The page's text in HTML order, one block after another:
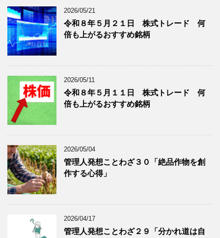
記
事
を
表
示
グ
記
事
を
表
示
2026/05/21
令和８年５月２１日 株式トレード 何
倍も上がるおすすめ銘柄
2026/05/11
令和８年５月１１日 株式トレード 何
倍も上がるおすすめ銘柄
2026/05/04
管理人発想ことわざ３０「絶品作物を創
作する心得」
2026/04/17
管理人発想ことわざ２９「分かれ道は自